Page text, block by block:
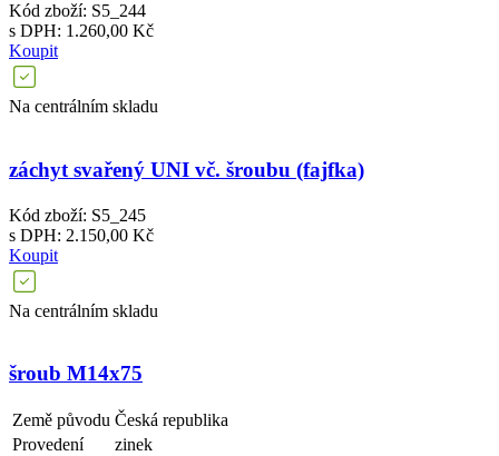
Kód zboží: S5_244
s DPH: 1.260,00 Kč
Koupit
Na centrálním skladu
záchyt svařený UNI vč. šroubu (fajfka)
Kód zboží: S5_245
s DPH: 2.150,00 Kč
Koupit
Na centrálním skladu
šroub M14x75
Země původu Česká republika
Provedení
zinek